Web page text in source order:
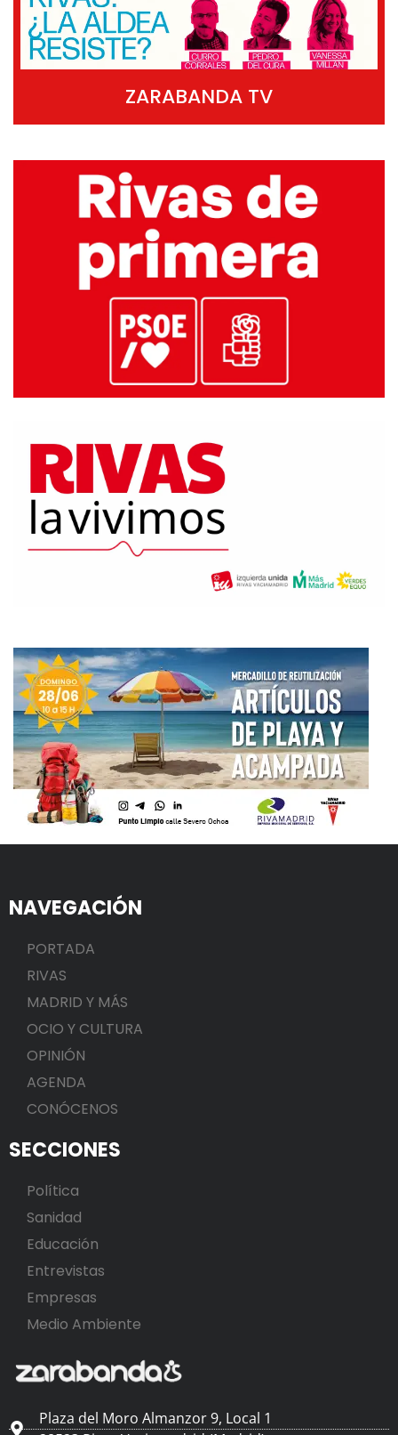
ZARABANDA TV
NAVEGACIÓN
PORTADA
RIVAS
MADRID Y MÁS
OCIO Y CULTURA
OPINIÓN
AGENDA
CONÓCENOS
SECCIONES
Política
Sanidad
Educación
Entrevistas
Empresas
Medio Ambiente
Plaza del Moro Almanzor 9, Local 1